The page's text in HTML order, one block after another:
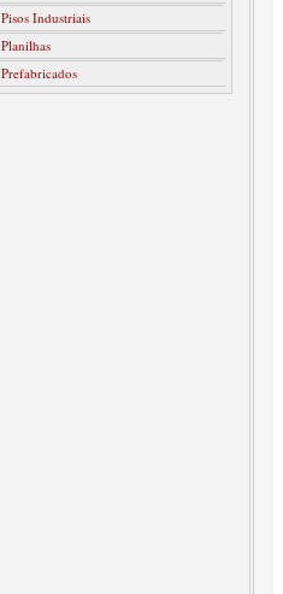
Pisos Industriais
Planilhas
Prefabricados